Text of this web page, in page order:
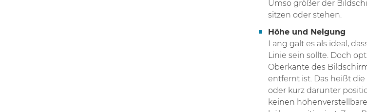
Umso größer der
sitzen oder stehen.
Höhe und Neigung
Lang galt es als ideal,
Linie sein sollte. Doch
Oberkante des
entfernt ist. Das heißt
oder kurz darunter
keinen